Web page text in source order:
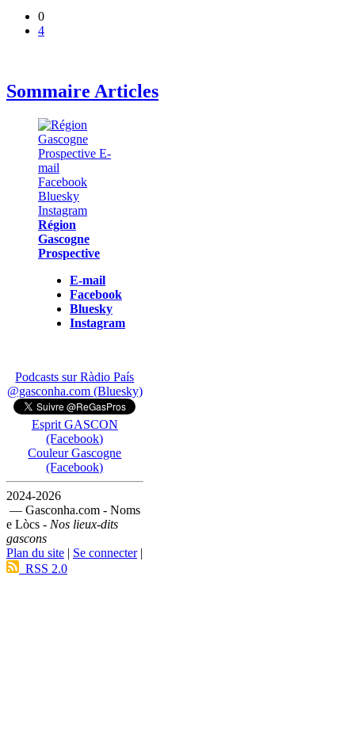
0
4
Sommaire Articles
Région
Gascogne
Prospective
E-mail
Facebook
Bluesky
Instagram
Podcasts sur Ràdio País
@gasconha.com (Bluesky)
Esprit GASCON
(Facebook)
Couleur Gascogne
(Facebook)
2024-2026
— Gasconha.com - Noms
e Lòcs - Nos lieux-dits
gascons
Plan du site | Se connecter|
RSS 2.0